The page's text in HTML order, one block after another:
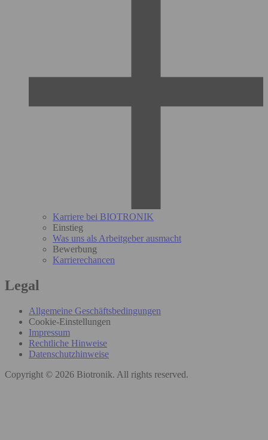
Karriere bei BIOTRONIK
Einstieg
Was uns als Arbeitgeber ausmacht
Bewerbung
Karrierechancen
Legal
Allgemeine Geschäftsbedingungen
Cookie-Einstellungen
Impressum
Rechtliche Hinweise
Datenschutzhinweise
Copyright © 2026 Biotronik. All rights reserved.